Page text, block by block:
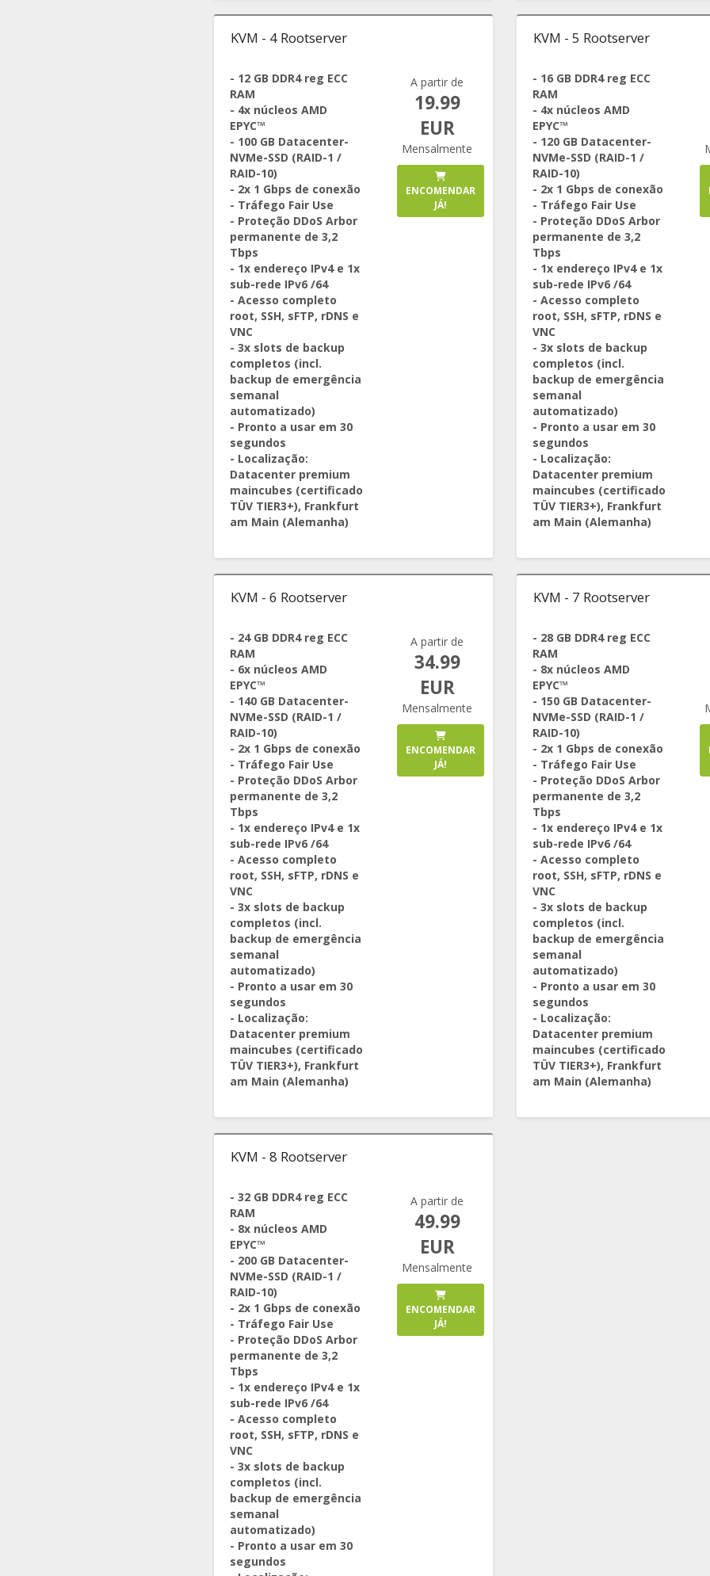
KVM - 4 Rootserver
- 12 GB DDR4 reg ECC
RAM
- 4x núcleos AMD
EPYC™
- 100 GB Datacenter-
NVMe-SSD (RAID-1 /
RAID-10)
- 2x 1 Gbps de conexão
- Tráfego Fair Use
- Proteção DDoS Arbor
permanente de 3,2
Tbps
- 1x endereço IPv4 e 1x
sub-rede IPv6 /64
- Acesso completo
root, SSH, sFTP, rDNS e
VNC
- 3x slots de backup
completos (incl.
backup de emergência
semanal
automatizado)
- Pronto a usar em 30
segundos
- Localização:
Datacenter premium
maincubes (certificado
TÜV TIER3+), Frankfurt
am Main (Alemanha)
A partir de
19.99
EUR
Mensalmente
ENCOMENDAR
JÁ!
KVM - 5 Rootserver
- 16 GB DDR4 reg ECC
RAM
- 4x núcleos AMD
EPYC™
- 120 GB Datacenter-
NVMe-SSD (RAID-1 /
RAID-10)
- 2x 1 Gbps de conexão
- Tráfego Fair Use
- Proteção DDoS Arbor
permanente de 3,2
Tbps
- 1x endereço IPv4 e 1x
sub-rede IPv6 /64
- Acesso completo
root, SSH, sFTP, rDNS e
VNC
- 3x slots de backup
completos (incl.
backup de emergência
semanal
automatizado)
- Pronto a usar em 30
segundos
- Localização:
Datacenter premium
maincubes (certificado
TÜV TIER3+), Frankfurt
am Main (Alemanha)
KVM - 6 Rootserver
- 24 GB DDR4 reg ECC
RAM
- 6x núcleos AMD
EPYC™
- 140 GB Datacenter-
NVMe-SSD (RAID-1 /
RAID-10)
- 2x 1 Gbps de conexão
- Tráfego Fair Use
- Proteção DDoS Arbor
permanente de 3,2
Tbps
- 1x endereço IPv4 e 1x
sub-rede IPv6 /64
- Acesso completo
root, SSH, sFTP, rDNS e
VNC
- 3x slots de backup
completos (incl.
backup de emergência
semanal
automatizado)
- Pronto a usar em 30
segundos
- Localização:
Datacenter premium
maincubes (certificado
TÜV TIER3+), Frankfurt
am Main (Alemanha)
A partir de
34.99
EUR
Mensalmente
ENCOMENDAR
JÁ!
KVM - 7 Rootserver
- 28 GB DDR4 reg ECC
RAM
- 8x núcleos AMD
EPYC™
- 150 GB Datacenter-
NVMe-SSD (RAID-1 /
RAID-10)
- 2x 1 Gbps de conexão
- Tráfego Fair Use
- Proteção DDoS Arbor
permanente de 3,2
Tbps
- 1x endereço IPv4 e 1x
sub-rede IPv6 /64
- Acesso completo
root, SSH, sFTP, rDNS e
VNC
- 3x slots de backup
completos (incl.
backup de emergência
semanal
automatizado)
- Pronto a usar em 30
segundos
- Localização:
Datacenter premium
maincubes (certificado
TÜV TIER3+), Frankfurt
am Main (Alemanha)
KVM - 8 Rootserver
- 32 GB DDR4 reg ECC
RAM
- 8x núcleos AMD
EPYC™
- 200 GB Datacenter-
NVMe-SSD (RAID-1 /
RAID-10)
- 2x 1 Gbps de conexão
- Tráfego Fair Use
- Proteção DDoS Arbor
permanente de 3,2
Tbps
- 1x endereço IPv4 e 1x
sub-rede IPv6 /64
- Acesso completo
root, SSH, sFTP, rDNS e
VNC
- 3x slots de backup
completos (incl.
backup de emergência
semanal
automatizado)
- Pronto a usar em 30
segundos
A partir de
49.99
EUR
Mensalmente
ENCOMENDAR
JÁ!